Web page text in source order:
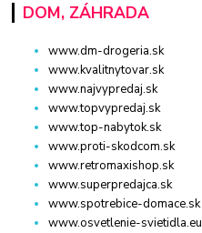
DOM, ZÁHRADA
www.dm-drogeria.sk
www.kvalitnytovar.sk
www.najvypredaj.sk
www.topvypredaj.sk
www.top-nabytok.sk
www.proti-skodcom.sk
www.retromaxishop.sk
www.superpredajca.sk
www.spotrebice-domace.sk
www.osvetlenie-svietidla.eu